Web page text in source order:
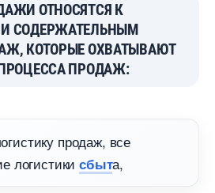
ОТНОСЯТСЯ К
СОДЕРЖАТЕЛЬНЫМ
КОТОРЫЕ ОХВАТЫВАЮТ
ПРОДАЖ:
продаж, все
логистикисбыта,